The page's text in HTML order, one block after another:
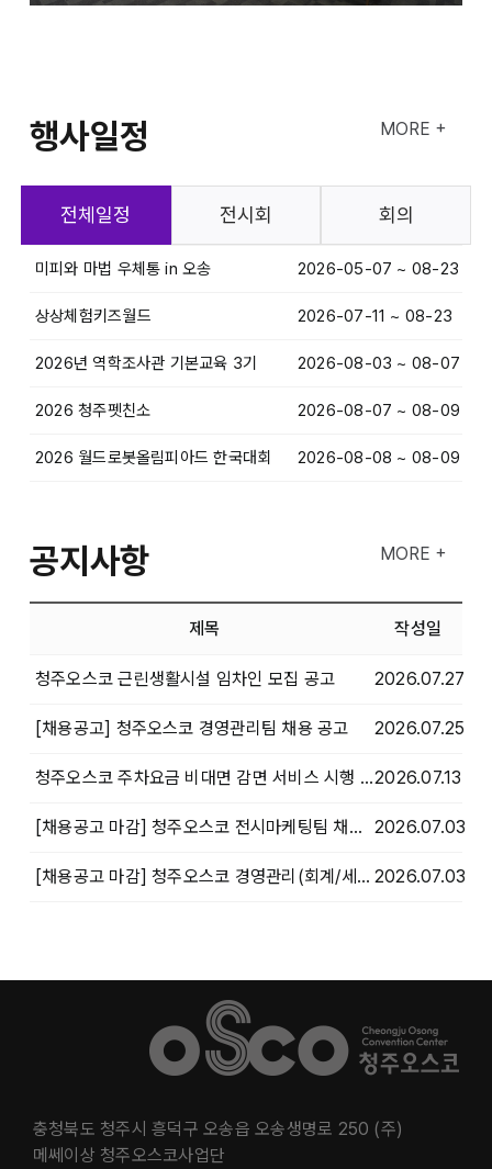
행사일정 MORE +
전체일정 전시회 회의
미피와 마법 우체통 in 오송 2026-05-07 ~ 08-23
상상체험키즈월드 2026-07-11 ~ 08-23
2026년 역학조사관 기본교육 3기 2026-08-03 ~ 08-07
2026 청주펫친소 2026-08-07 ~ 08-09
2026 월드로봇올림피아드 한국대회 2026-08-08 ~ 08-09
공지사항 MORE +
제목 작성일
청주오스코 근린생활시설 임차인 모집 공고 2026.07.27
[채용공고] 청주오스코 경영관리팀 채용 공고 2026.07.25
청주오스코 주차요금 비대면 감면 서비스 시행 안내2026.07.13
[채용공고 마감] 청주오스코 전시마케팅팀 채용 공고 마감 2026.07.03
[채용공고 마감] 청주오스코 경영관리(회계/세무)팀 채용 공고 마감 2026.07.03
충청북도 청주시 흥덕구 오송읍 오송생명로 250 (주)
메쎄이상 청주오스코사업단